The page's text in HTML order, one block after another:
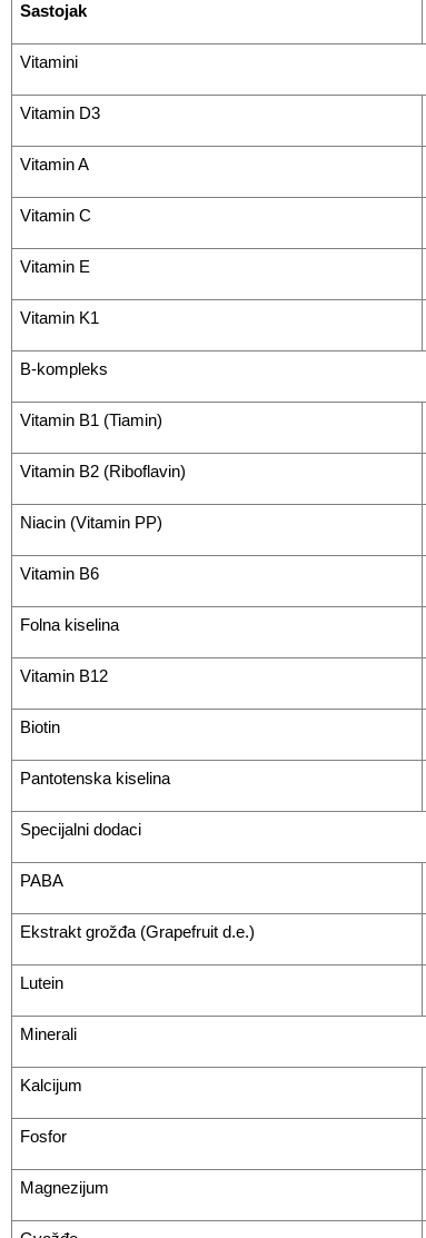
Sastojak
Vitamini
Vitamin D3
Vitamin A
Vitamin C
Vitamin E
Vitamin K1
B-kompleks
Vitamin B1 (Tiamin)
Vitamin B2 (Riboflavin)
Niacin (Vitamin PP)
Vitamin B6
Folna kiselina
Vitamin B12
Biotin
Pantotenska kiselina
Specijalni dodaci
PABA
Ekstrakt grožđa (Grapefruit d.e.)
Lutein
Minerali
Kalcijum
Fosfor
Magnezijum